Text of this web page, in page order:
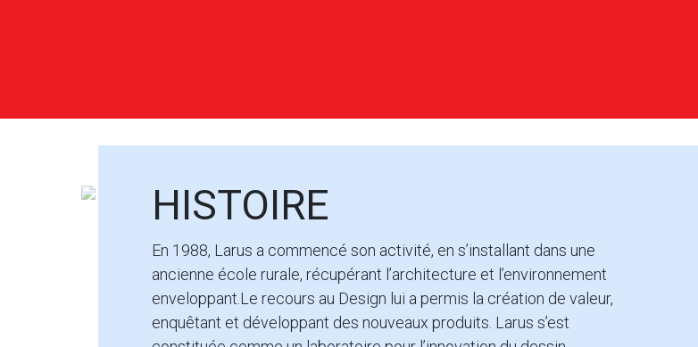
HISTOIRE
En 1988, Larus a commencé son activité, en s’installant dans une
ancienne école rurale, récupérant l’architecture et l’environnement
enveloppant.Le recours au Design lui a permis la création de valeur,
enquêtant et développant des nouveaux produits. Larus s’est